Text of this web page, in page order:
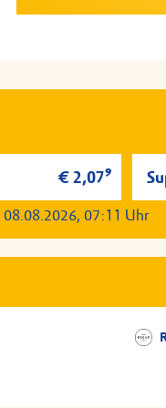
Serviervorschlag;
Serviervorschlag;
€ 2,079
08.08.2026, 07:11 Uhr